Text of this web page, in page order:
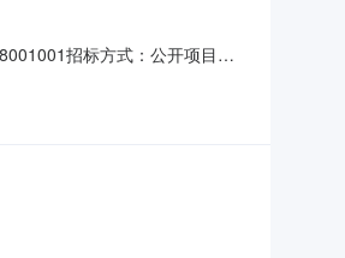
招标方式：公开项目名